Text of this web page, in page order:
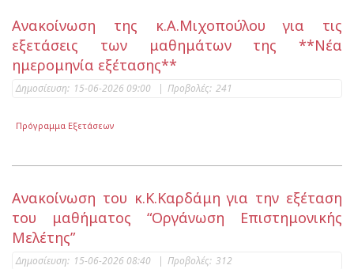
Ανακοίνωση της κ.Α.Μιχοπούλου για τις
εξετάσεις των μαθημάτων της **Νέα
ημερομηνία εξέτασης**
Δημοσίευση: 15-06-2026 09:00 | Προβολές: 241
Πρόγραμμα Εξετάσεων
Ανακοίνωση του κ.Κ.Καρδάμη για την εξέταση
του μαθήματος “Οργάνωση Επιστημονικής
Μελέτης”
Δημοσίευση: 15-06-2026 08:40 | Προβολές: 312